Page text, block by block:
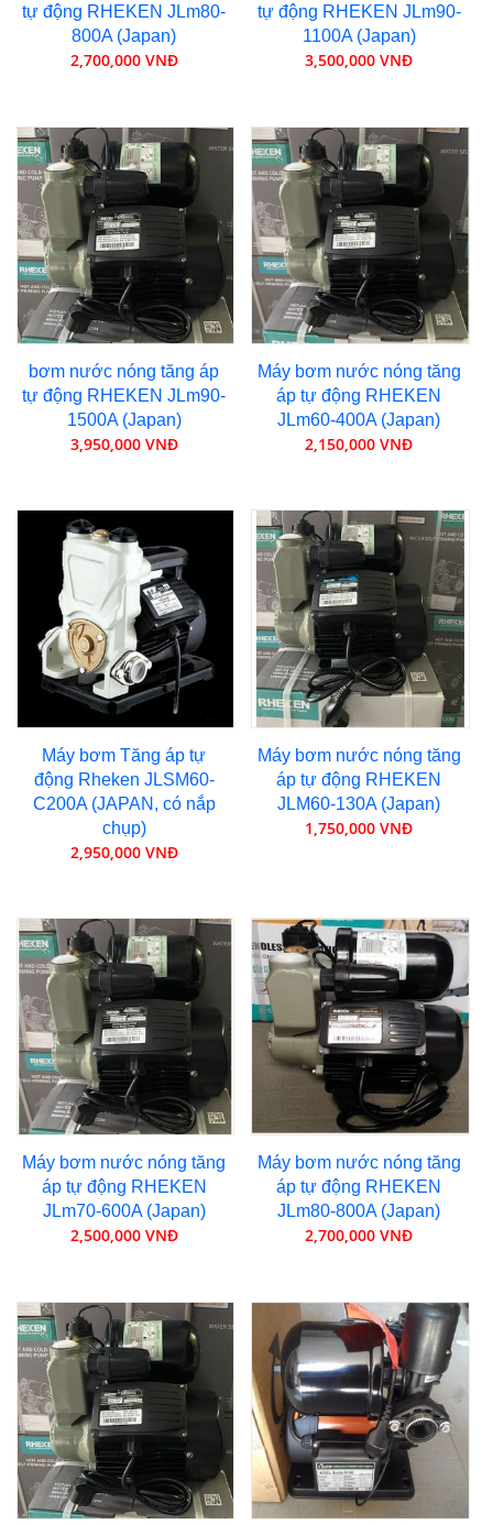
tự động RHEKEN JLm80-
800A (Japan)
2,700,000 VNĐ
tự động RHEKEN JLm90-
1100A (Japan)
3,500,000 VNĐ
bơm nước nóng tăng áp
tự động RHEKEN JLm90-
1500A (Japan)
3,950,000 VNĐ
Máy bơm nước nóng tăng
áp tự động RHEKEN
JLm60-400A (Japan)
2,150,000 VNĐ
Máy bơm Tăng áp tự
động Rheken JLSM60-
C200A (JAPAN, có nắp
chụp)
2,950,000 VNĐ
Máy bơm nước nóng tăng
áp tự động RHEKEN
JLM60-130A (Japan)
1,750,000 VNĐ
Máy bơm nước nóng tăng
áp tự động RHEKEN
JLm70-600A (Japan)
2,500,000 VNĐ
Máy bơm nước nóng tăng
áp tự động RHEKEN
JLm80-800A (Japan)
2,700,000 VNĐ